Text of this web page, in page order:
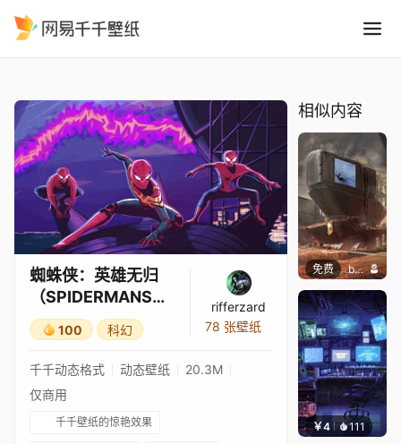
蜘蛛侠：英雄无归
（SPIDERMANS）
[4K]
100 科幻
rifferzard
78 张壁纸
千千动态格式 动态壁纸
20.3M
仅商用
千千壁纸的惊艳效果
相似内容
免费 butcho
￥4 111 楚梦缘